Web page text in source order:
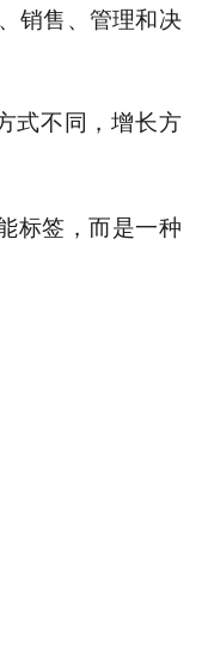
销售、管理和决
式不同，增长方
标签，而是一种